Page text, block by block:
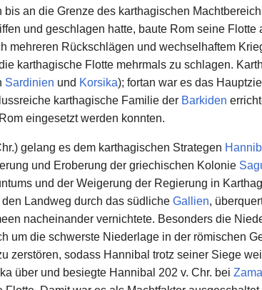
an die Grenze des karthagischen
und geschlagen hatte, baute Rom seine Flotte
mehreren Rückschlägen und wechselhaftem
karthagische Flotte mehrmals zu schlagen.
Sardinien und Korsika); fortan war es das
karthagische Familie der Barkiden
eingesetzt werden konnten.
gelang es dem karthagischen Strategen
und Eroberung der griechischen Kolonie
und der Weigerung der Regierung in
Landweg durch das südliche Gallien,
nacheinander vernichtete. Besonders die
um die schwerste Niederlage in der römischen
zerstören, sodass Hannibal trotz seiner Siege
über und besiegte Hannibal 202 v. Chr. bei Zama